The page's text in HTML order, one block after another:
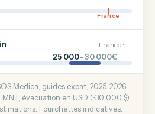
France
France : —
25 000–30 000€
Medica, guides expat, 2025-2026.
évacuation en USD (~30 000 $).
Fourchettes indicatives.